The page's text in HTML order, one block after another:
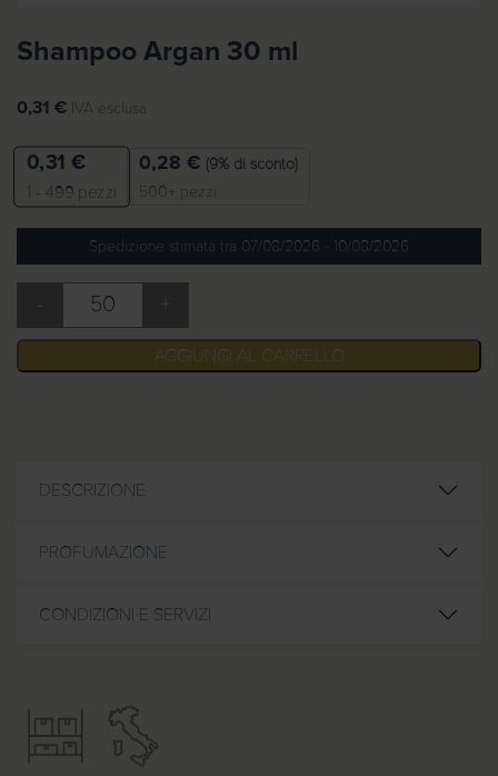
Shampoo Argan 30 ml
0,31 € IVA esclusa
0,31 €
1 - 499 pezzi
0,28 € (9% di sconto)
500+ pezzi
Spedizione stimata tra 07/08/2026 - 10/08/2026
Shampoo Argan 30 ml quantità
AGGIUNGI AL CARRELLO
DESCRIZIONE
PROFUMAZIONE
CONDIZIONI E SERVIZI